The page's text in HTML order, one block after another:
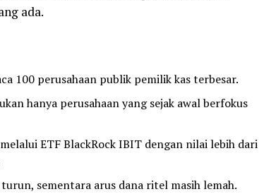
ada.
100 perusahaan publik pemilik kas terbesar.
hanya perusahaan yang sejak awal berfokus
ETF BlackRock IBIT dengan nilai lebih dari
sementara arus dana ritel masih lemah.